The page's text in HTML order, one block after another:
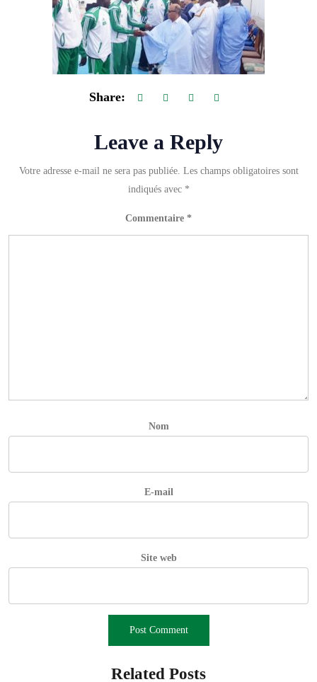
Share:
Leave a Reply
Votre adresse e-mail ne sera pas publiée. Les champs obligatoires sont
indiqués avec *
Commentaire *
Nom
E-mail
Site web
Related Posts